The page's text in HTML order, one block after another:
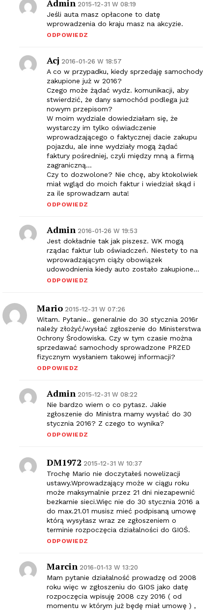
Admin 2015-12-31 W 08:19
Jeśli auta masz opłacone to datę
wprowadzenia do kraju masz na akcyzie.
ODPOWIEDZ
Acj 2016-01-26 W 18:57
A co w przypadku, kiedy sprzedaję samochody
zakupione już w 2016?
Czego może żądać wydz. komunikacji, aby
stwierdzić, że dany samochód podlega już
nowym przepisom?
W moim wydziale dowiedziałam się, że
wystarczy im tylko oświadczenie
wprowadzającego o faktycznej dacie zakupu
pojazdu, ale inne wydziały mogą żądać
faktury pośredniej, czyli między mną a firmą
zagraniczną…
Czy to dozwolone? Nie chcę, aby ktokolwiek
miał wgląd do moich faktur i wiedział skąd i
za ile sprowadzam auta!
ODPOWIEDZ
Admin 2016-01-26 W 19:53
Jest dokładnie tak jak piszesz. WK mogą
rządac faktur lub oświadczeń. Niestety to na
wprowadzającym ciąży obowiązek
udowodnienia kiedy auto zostało zakupione…
ODPOWIEDZ
Mario 2015-12-31 W 07:26
Witam. Pytanie.. generalnie do 30 stycznia 2016r
należy złożyć/wysłać zgłoszenie do Ministerstwa
Ochrony Środowiska. Czy w tym czasie można
sprzedawać samochody sprowadzone PRZED
fizycznym wysłaniem takowej informacji?
ODPOWIEDZ
Admin 2015-12-31 W 08:22
Nie bardzo wiem o co pytasz. Jakie
zgłoszenie do Ministra mamy wysłać do 30
stycznia 2016? Z czego to wynika?
ODPOWIEDZ
DM1972 2015-12-31 W 10:37
Trochę Mario nie doczytałeś nowelizacji
ustawy.Wprowadzający może w ciągu roku
może maksymalnie przez 21 dni niezapewnić
bezkarnie sieci.Więc nie do 30 stycznia 2016 a
do max.21.01 musisz mieć podpisaną umowę
którą wysyłasz wraz ze zgłoszeniem o
terminie rozpoczęcia działalności do GIOŚ.
ODPOWIEDZ
Marcin 2016-01-13 W 13:20
Mam pytanie działalność prowadzę od 2008
roku więc w zgłoszeniu do GIOS jako datę
rozpoczęcia wpisuję 2008 czy 2016 ( od
momentu w którym już będę miał umowę ) ,